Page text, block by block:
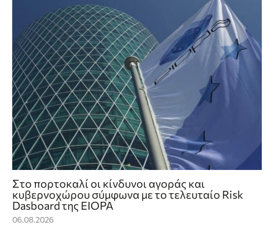
Στο πορτοκαλί οι κίνδυνοι αγοράς και
κυβερνοχώρου σύμφωνα με το τελευταίο Risk
Dasboard της EIOPA
06.08.2026